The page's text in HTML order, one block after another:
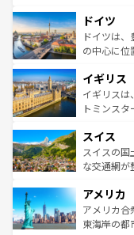
せる。地方
ンテンツ一
で、幅広い
聖堂、美
から魅了す
いる。シャ
香り高いラ
らに、パ
れる地方に
を参照して
ドイツ
ドイツは
の中心に位
顔を持つこ
ルリンの文
してライ
は、お酒好き
ドイツ情報
イギリス
イギリスは
トミンス
リアごとに
ティー、
戦など、本
ンツ一覧を
スイス
スイスの
な交通網が
の建物がそ
博物館もあ
ことができ
アメリカ
アメリカ合
東海岸の都